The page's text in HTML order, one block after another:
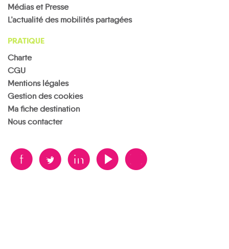
Médias et Presse
L’actualité des mobilités partagées
PRATIQUE
Charte
CGU
Mentions légales
Gestion des cookies
Ma fiche destination
Nous contacter
B A D F V